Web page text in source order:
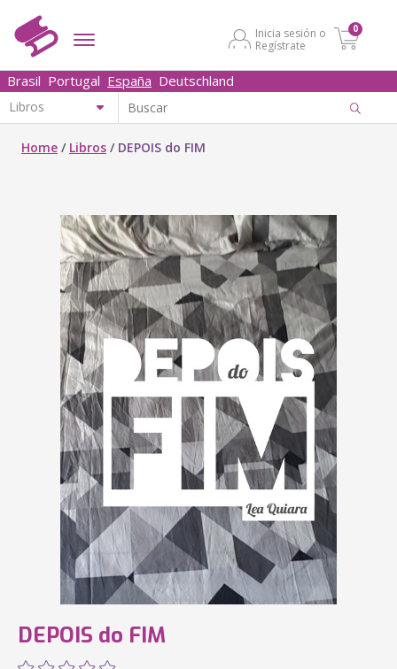
Inicia sesión o
Regístrate
0
Brasil Portugal España Deutschland
Home / Libros / DEPOIS do FIM
DEPOIS do FIM